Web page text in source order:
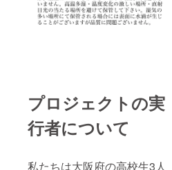
プロジェクトの実
行者について
私たちは大阪府の高校生3人